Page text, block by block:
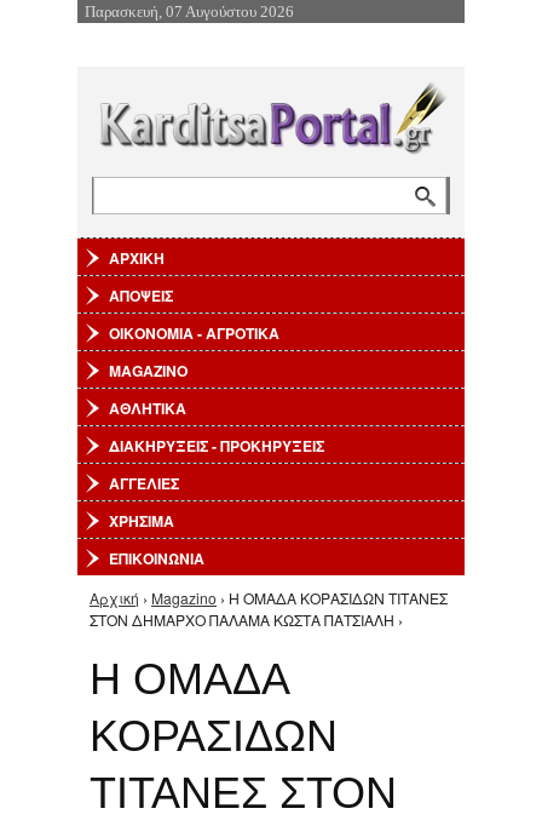
Επιστροφή στην Πλοήγηση
Παρασκευή, 07 Αυγούστου 2026
ΑΡΧΙΚΗ
ΑΠΟΨΕΙΣ
ΟΙΚΟΝΟΜΙΑ - ΑΓΡΟΤΙΚΑ
MAGAZINO
ΑΘΛΗΤΙΚΑ
ΔΙΑΚΗΡΥΞΕΙΣ - ΠΡΟΚΗΡΥΞΕΙΣ
ΑΓΓΕΛΙΕΣ
ΧΡΗΣΙΜΑ
ΕΠΙΚΟΙΝΩΝΙΑ
Είστε εδώ
Αρχική › Magazino › Η ΟΜΑΔΑ ΚΟΡΑΣΙΔΩΝ ΤΙΤΑΝΕΣ
ΣΤΟΝ ΔΗΜΑΡΧΟ ΠΑΛΑΜΑ ΚΩΣΤΑ ΠΑΤΣΙΑΛΗ ›
Η ΟΜΑΔΑ
ΚΟΡΑΣΙΔΩΝ
ΤΙΤΑΝΕΣ ΣΤΟΝ